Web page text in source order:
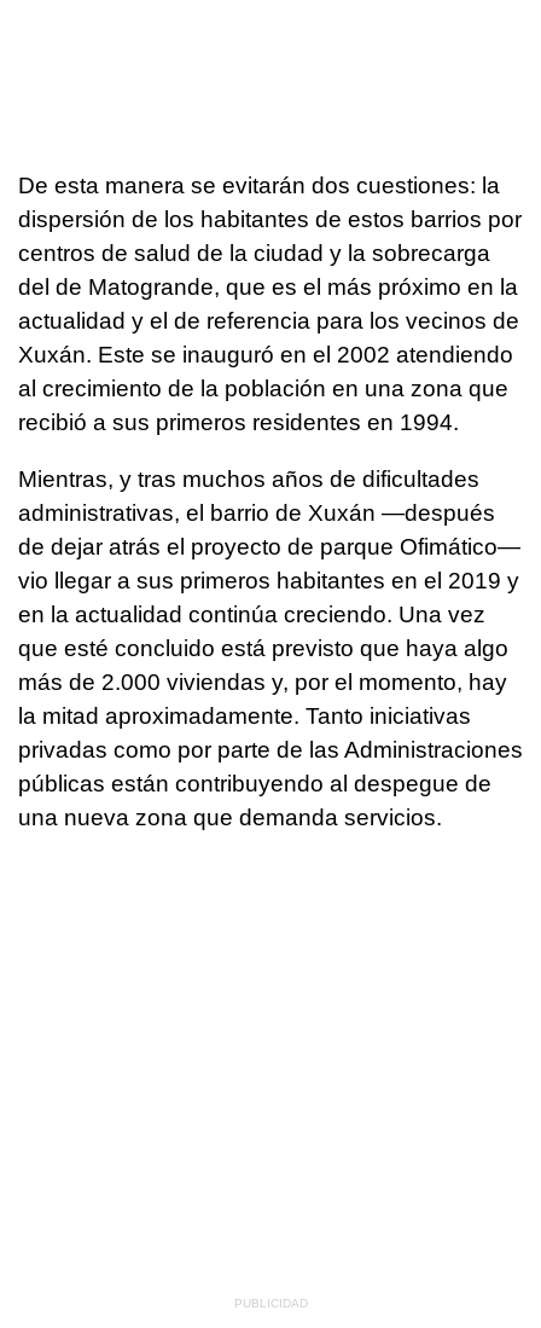
De esta manera se evitarán dos cuestiones: la
dispersión de los habitantes de estos barrios por
centros de salud de la ciudad y la sobrecarga
del de Matogrande, que es el más próximo en la
actualidad y el de referencia para los vecinos de
Xuxán. Este se inauguró en el 2002 atendiendo
al crecimiento de la población en una zona que
recibió a sus primeros residentes en 1994.
Mientras, y tras muchos años de dificultades
administrativas, el barrio de Xuxán —después
de dejar atrás el proyecto de parque Ofimático—
vio llegar a sus primeros habitantes en el 2019 y
en la actualidad continúa creciendo. Una vez
que esté concluido está previsto que haya algo
más de 2.000 viviendas y, por el momento, hay
la mitad aproximadamente. Tanto iniciativas
privadas como por parte de las Administraciones
públicas están contribuyendo al despegue de
una nueva zona que demanda servicios.